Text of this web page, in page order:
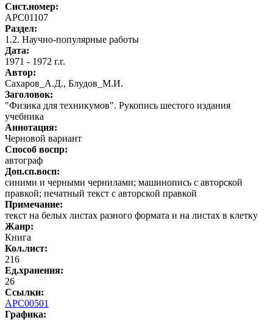
Сист.номер:
АРС01107
Раздел:
1.2. Научно-популярные работы
Дата:
1971 - 1972 г.г.
Автор:
Сахаров_А.Д., Блудов_М.И.
Заголовок:
"Физика для техникумов". Рукопись шестого издания
учебника
Аннотация:
Черновой вариант
Способ воспр:
автограф
Доп.сп.восп:
синими и черными чернилами; машинопись с авторской
правкой; печатный текст с авторской правкой
Примечание:
текст на белых листах разного формата и на листах в клетку
Жанр:
Книга
Кол.лист:
216
Ед.хранения:
26
Ссылки:
АРС00501
Графика: